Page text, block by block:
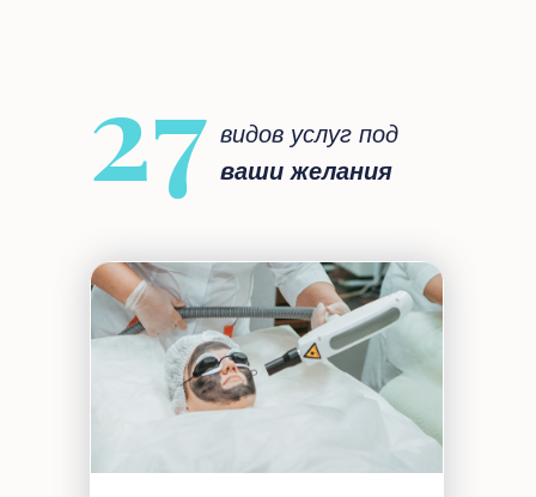
27 видов услуг под
ваши желания